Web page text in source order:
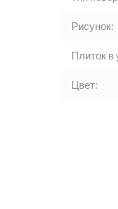
Рисунок:
Плиток в
Цвет: